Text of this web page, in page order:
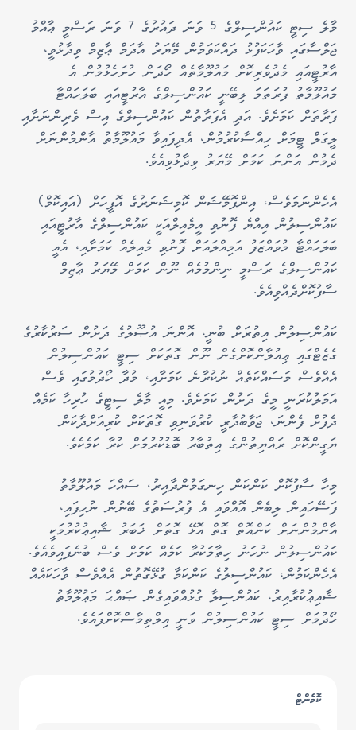
މާލެ ސިޓީ ކައުންސިލްގެ 5 ވަނަ ދައުރުގެ 7 ވަނަ ރަސްމީ ޢާއްމު
ޖަލްސާގައި ވާހަކަފުޅު ދައްކަވަމުން މޭޔަރު އާދަމް ޢާޒިމް ވިދާޅުވީ،
އާރުޓީއައި މެދުވެރިކޮށް މައުލޫމާތެއް ހޯދަން ހުށަހެޅުމުން އެ
މައުލޫމާތު ފުރަތަމަ ލިބޭނީ ކައުންސިލްގެ އާރުޓީއައި ބަލަހައްޓާ
ފަރާތަށް ކަމަށެވެ. އަދި އެފަރާތުން ކައުންސިލްގެ އިސް ވެރިންނަށާއި
ލީގަލް ޓީމަށް ހިއްސާކުރުމުން، އެދިފައިވާ މައުލޫމާތު އާންމުންނަށް
ދެމުން އަންނަ ކަމަށް މޭޔަރު ވިދާޅުވިއެވެ.
އެހެންނަމަވެސް، އިންފޮމޭޝަން ކޮމިޝަނަރުގެ އޮފީހަށް (އައިކޮމް)
ކައުންސިލުން އިއްޔެ ފޮނުވި އީމެއިލްއަކީ ކައުންސިލްގެ އާރުޓީއައި
ބަލަހައްޓާ މުވައްޒަފު އަމިއްލައަށް ފޮނުވި މެއިލެއް ކަމަށާއި، އެއީ
ކައުންސިލްގެ ރަސްމީ ނިންމުމެއް ނޫން ކަމަށް މޭޔަރު ޢާޒިމް
ސާފުކޮށްދެއްވިއެވެ.
ކައުންސިލުން އިތުރަށް ބުނީ، އޮންނަ އުޞޫލުގެ ދަށުން ސަރުކާރުގެ
ގެޒެޓްގައި ޢިއުލާންކޮށްގެން ނޫން ގޮތަކަށް ސިޓީ ކައުންސިލުން
އެއްވެސް މަސައްކަތެއް ނުކުރާނެ ކަމަށާއި، މުދާ ހޯދުމުގައި ވެސް
އަމަލުކުރަނީ މީގެ ދަށުން ކަމަށެވެ. މިއީ މާލެ ސިޓީގެ ހުރިހާ ކަމެއް
ދެފުށް ފެންނަ، ޖަވާބުދާރީ ކުރުވަނިވި ގޮތަކަށް ކުރިއަށްދާކަން
ޔަގީންކޮށް ރައްޔިތުންގެ އިތުބާރު ބޮޑުކުރުމަށް ކުރާ ކަމެކެވެ.
މިހާ ސާފުކޮށް ކަންކަން ހިނގަމުންދާއިރު، ސައްހަ މައުލޫމާތު
ފަސޭހައިން ލިބެން އޮއްވައި އެ ފުރުސަތުގެ ބޭނުން ނުހިފައި،
އާންމުންނަށް ކަންއޮތް ގޮތް އޮޅޭ ގޮތަށް ޚަބަރު ޝާއިޢުކުރުމަކީ
ކައުންސިލުން ނުހަނު ހިތާމަކުރާ ކަމެއް ކަމަށް ވެސް ބުނެފައިވެއެވެ.
އެހެންކަމުން، ކައުންސިލުގެ ކަންކަމާ ގުޅޭގޮތުން އެއްވެސް ވާހަކައެއް
ޝާއިޢުކުރާއިރު، ކައުންސިލާ ގުޅުއްވައިގެން ޞައްޙަ މަޢުލޫމާތު
ހޯދުމަށް ސިޓީ ކައުންސިލުން ވަނީ އިލްތިމާސްކޮށްފައެވެ.
ކޮމެންޓް